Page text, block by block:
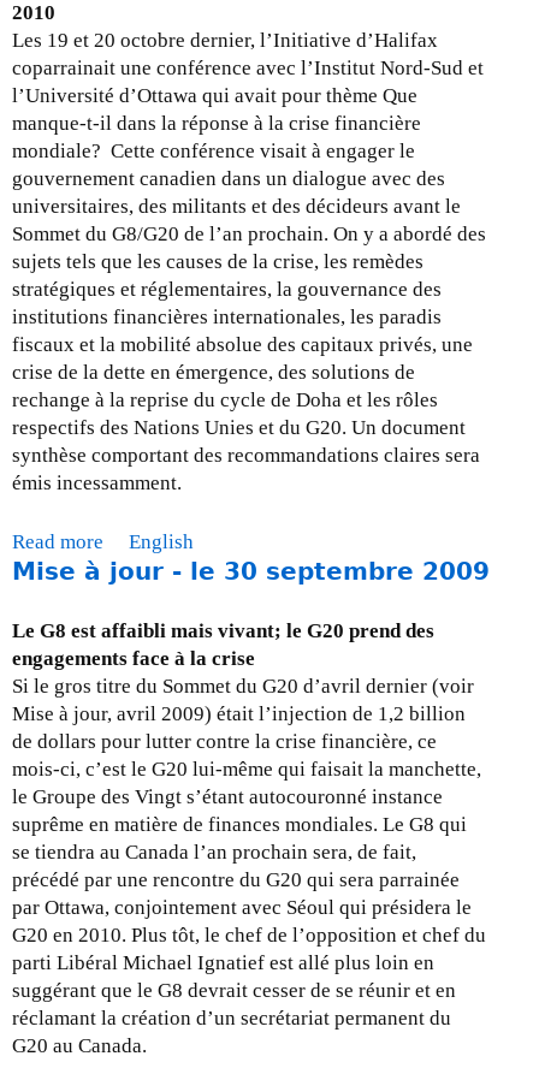
i
s
e
à
o
u
r
-
l
e
3
0
n
o
v
e
e
0
0
9
2010
Les 19 et 20 octobre dernier, l’Initiative d’Halifax
coparrainait une conférence avec l’Institut Nord-Sud et
l’Université d’Ottawa qui avait pour thème Que
manque-t-il dans la réponse à la crise financière
mondiale? Cette conférence visait à engager le
gouvernement canadien dans un dialogue avec des
universitaires, des militants et des décideurs avant le
Sommet du G8/G20 de l’an prochain. On y a abordé des
sujets tels que les causes de la crise, les remèdes
stratégiques et réglementaires, la gouvernance des
institutions financières internationales, les paradis
fiscaux et la mobilité absolue des capitaux privés, une
crise de la dette en émergence, des solutions de
rechange à la reprise du cycle de Doha et les rôles
respectifs des Nations Unies et du G20. Un document
synthèse comportant des recommandations claires sera
émis incessamment.
Read more
b
u
t
M
i
s
e
à
j
o
u
-
l
e
3
0
English
Mise à jour - le 30 septembre 2009
Le G8 est affaibli mais vivant; le G20 prend des
engagements face à la crise
Si le gros titre du Sommet du G20 d’avril dernier (voir
Mise à jour, avril 2009) était l’injection de 1,2 billion
de dollars pour lutter contre la crise financière, ce
mois-ci, c’est le G20 lui-même qui faisait la manchette,
le Groupe des Vingt s’étant autocouronné instance
suprême en matière de finances mondiales. Le G8 qui
se tiendra au Canada l’an prochain sera, de fait,
précédé par une rencontre du G20 qui sera parrainée
par Ottawa, conjointement avec Séoul qui présidera le
G20 en 2010. Plus tôt, le chef de l’opposition et chef du
parti Libéral Michael Ignatief est allé plus loin en
suggérant que le G8 devrait cesser de se réunir et en
réclamant la création d’un secrétariat permanent du
G20 au Canada.